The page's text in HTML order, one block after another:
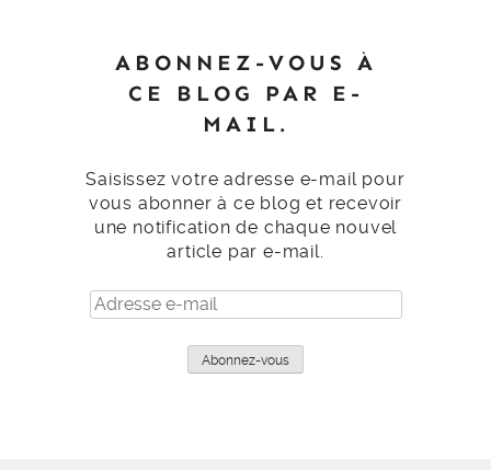
ABONNEZ-VOUS À
CE BLOG PAR E-
MAIL.
Saisissez votre adresse e-mail pour
vous abonner à ce blog et recevoir
une notification de chaque nouvel
article par e-mail.
Adresse
e-
Abonnez-vous